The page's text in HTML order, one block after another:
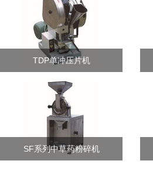
TDP单冲压片机
SF系列中草药粉碎机